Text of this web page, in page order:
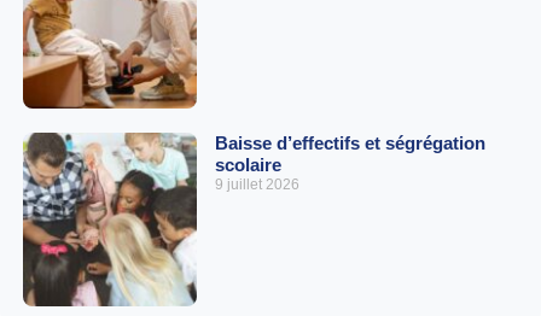
Baisse d’effectifs et ségrégation
scolaire
9 juillet 2026